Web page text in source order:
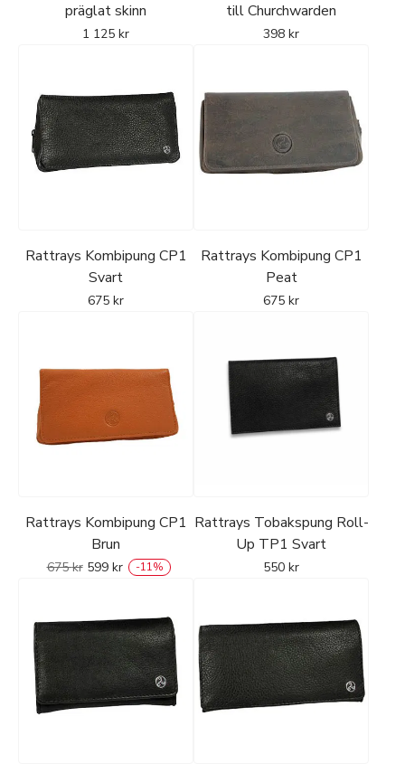
präglat skinn
1 125 kr
till Churchwarden
398 kr
Rattrays Kombipung CP1
Svart
675 kr
Rattrays Kombipung CP1
Peat
675 kr
Rattrays Kombipung CP1
Brun
675kr 599 kr -11%
Rattrays Tobakspung Roll-
Up TP1 Svart
550 kr